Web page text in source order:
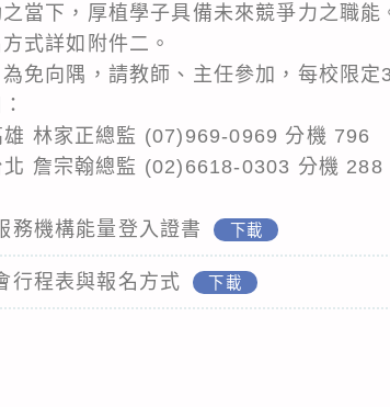
當下，厚植學子具備未來競爭力之職能
式詳如附件二。
免向隅，請教師、主任參加，每校限定
林家正總監 (07)969-0969 分機 796
詹宗翰總監 (02)6618-0303 分機 288
務機構能量登入證書 下載
行程表與報名方式 下載